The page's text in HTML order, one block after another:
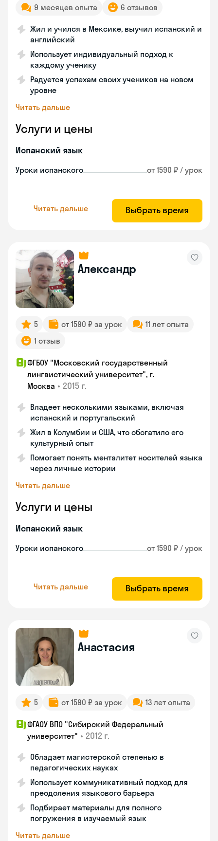
9 месяцев опыта 6 отзывов
Жил и учился в Мексике, выучил испанский и
английский
Использует индивидуальный подход к
каждому ученику
Радуется успехам своих учеников на новом
уровне
Читать дальше
Услуги и цены
Испанский язык
Уроки испанского от 1590 ₽ / урок
Читать дальше Выбрать время
Александр
5 от 1590 ₽ за урок
11 лет опыта
1 отзыв
ФГБОУ "Московский государственный
лингвистический университет", г.
Москва • 2015 г.
Владеет несколькими языками, включая
испанский и португальский
Жил в Колумбии и США, что обогатило его
культурный опыт
Помогает понять менталитет носителей языка
через личные истории
Читать дальше
Услуги и цены
Испанский язык
Уроки испанского от 1590 ₽ / урок
Читать дальше Выбрать время
Анастасия
5 от 1590 ₽ за урок 13 лет опыта
ФГАОУ ВПО "Сибирский Федеральный
университет" • 2012 г.
Обладает магистерской степенью в
педагогических науках
Использует коммуникативный подход для
преодоления языкового барьера
Подбирает материалы для полного
погружения в изучаемый язык
Читать дальше